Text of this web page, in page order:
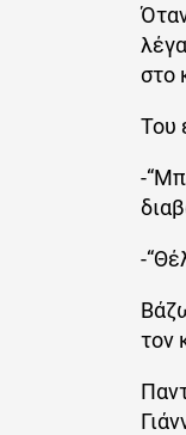
στο
Του
-
-
τον